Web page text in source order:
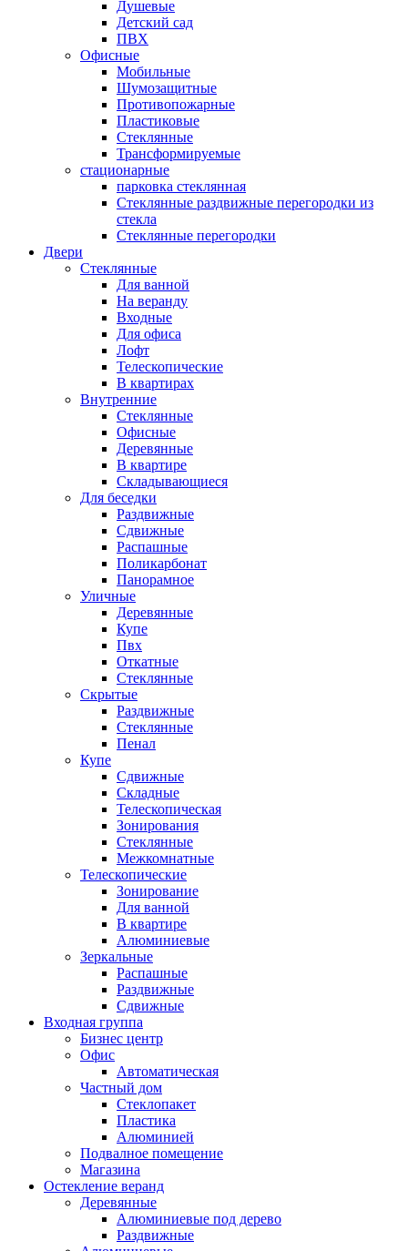
Душевые
Детский сад
ПВХ
Офисные
Мобильные
Шумозащитные
Противопожарные
Пластиковые
Стеклянные
Трансформируемые
стационарные
парковка стеклянная
Стеклянные раздвижные перегородки из
стекла
Стеклянные перегородки
Двери
Стеклянные
Для ванной
На веранду
Входные
Для офиса
Лофт
Телескопические
В квартирах
Внутренние
Стеклянные
Офисные
Деревянные
В квартире
Складывающиеся
Для беседки
Раздвижные
Сдвижные
Распашные
Поликарбонат
Панорамное
Уличные
Деревянные
Купе
Пвх
Откатные
Стеклянные
Скрытые
Раздвижные
Стеклянные
Пенал
Купе
Сдвижные
Складные
Телескопическая
Зонирования
Стеклянные
Межкомнатные
Телескопические
Зонирование
Для ванной
В квартире
Алюминиевые
Зеркальные
Распашные
Раздвижные
Сдвижные
Входная группа
Бизнес центр
Офис
Автоматическая
Частный дом
Стеклопакет
Пластика
Алюминией
Подвалное помещение
Магазина
Остекление веранд
Деревянные
Алюминиевые под дерево
Раздвижные